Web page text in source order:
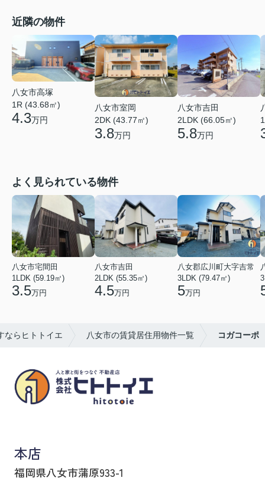
近隣の物件
八女市高塚
1R (43.68㎡)
4.3万円
八女市室岡
2DK (43.77㎡)
3.8万円
八女市吉田
2LDK (66.05㎡)
5.8万円
よく見られている物件
八女市宅間田
1LDK (59.19㎡)
3.5万円
八女市吉田
2LDK (55.35㎡)
4.5万円
八女郡広川町大字吉常
3LDK (79.47㎡)
5万円
ならヒトトイエ 八女市の賃貸居住用物件一覧 コガコーポ
本店
福岡県八女市蒲原933-1